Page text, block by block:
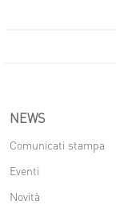
NEWS
Comunicati stampa
Eventi
Novità